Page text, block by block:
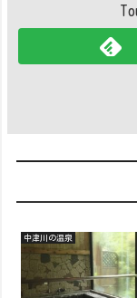
中津川の温泉